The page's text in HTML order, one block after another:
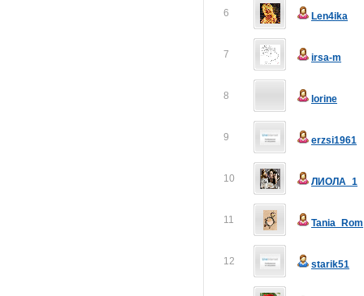
6 Len4ika
7 irsa-m
8 lorine
9 erzsi1961
10 ЛИОЛА_1
11 Tania_Rom
12 starik51